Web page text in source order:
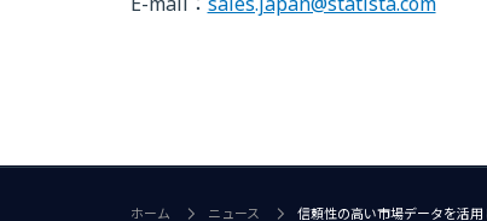
ホーム ニュース 信頼性の高い市場データを活